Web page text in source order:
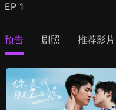
EP 1
预告 剧照 推荐影片